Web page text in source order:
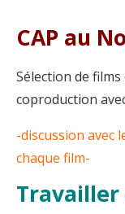
CAP au
Sélection de
coproduction
-discussion avec
chaque film-
Travailler